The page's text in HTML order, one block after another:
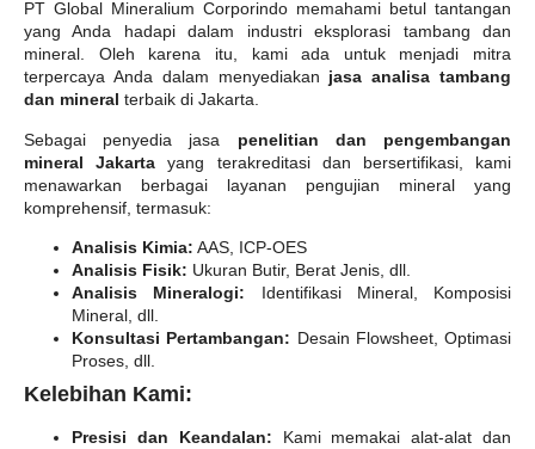
PT Global Mineralium Corporindo memahami betul tantangan
yang Anda hadapi dalam industri eksplorasi tambang dan
mineral. Oleh karena itu, kami ada untuk menjadi mitra
terpercaya Anda dalam menyediakan jasa analisa tambang
dan mineral terbaik di Jakarta.
Sebagai penyedia jasa penelitian dan pengembangan
mineral Jakarta yang terakreditasi dan bersertifikasi, kami
menawarkan berbagai layanan pengujian mineral yang
komprehensif, termasuk:
Analisis Kimia: AAS, ICP-OES
Analisis Fisik: Ukuran Butir, Berat Jenis, dll.
Analisis Mineralogi: Identifikasi Mineral, Komposisi
Mineral, dll.
Konsultasi Pertambangan: Desain Flowsheet, Optimasi
Proses, dll.
Kelebihan Kami:
Presisi dan Keandalan: Kami memakai alat-alat dan